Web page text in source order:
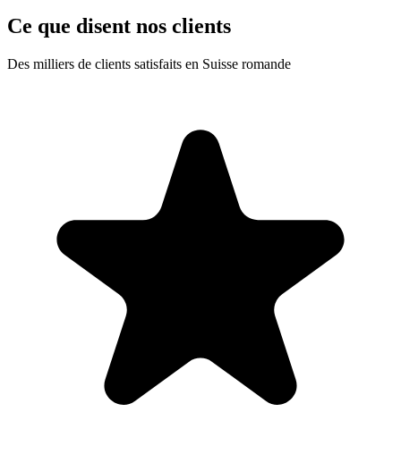
Ce que disent nos clients
Des milliers de clients satisfaits en Suisse romande